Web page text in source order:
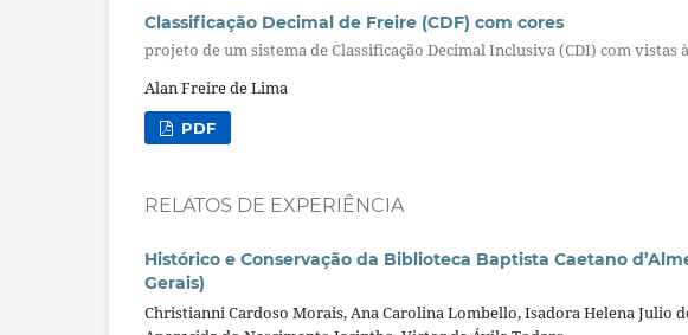
Classificação Decimal de Freire (CDF) com cores
projeto de um sistema de Classificação Decimal Inclusiva (CDI) com
Alan Freire de Lima
PDF
RELATOS DE EXPERIÊNCIA
Histórico e Conservação da Biblioteca Baptista Caetano
Gerais)
Christianni Cardoso Morais, Ana Carolina Lombello, Isadora Helena Julio